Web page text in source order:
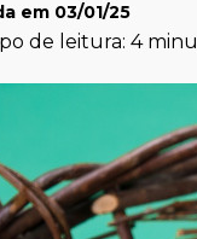
em 03/01/25
de leitura: 4